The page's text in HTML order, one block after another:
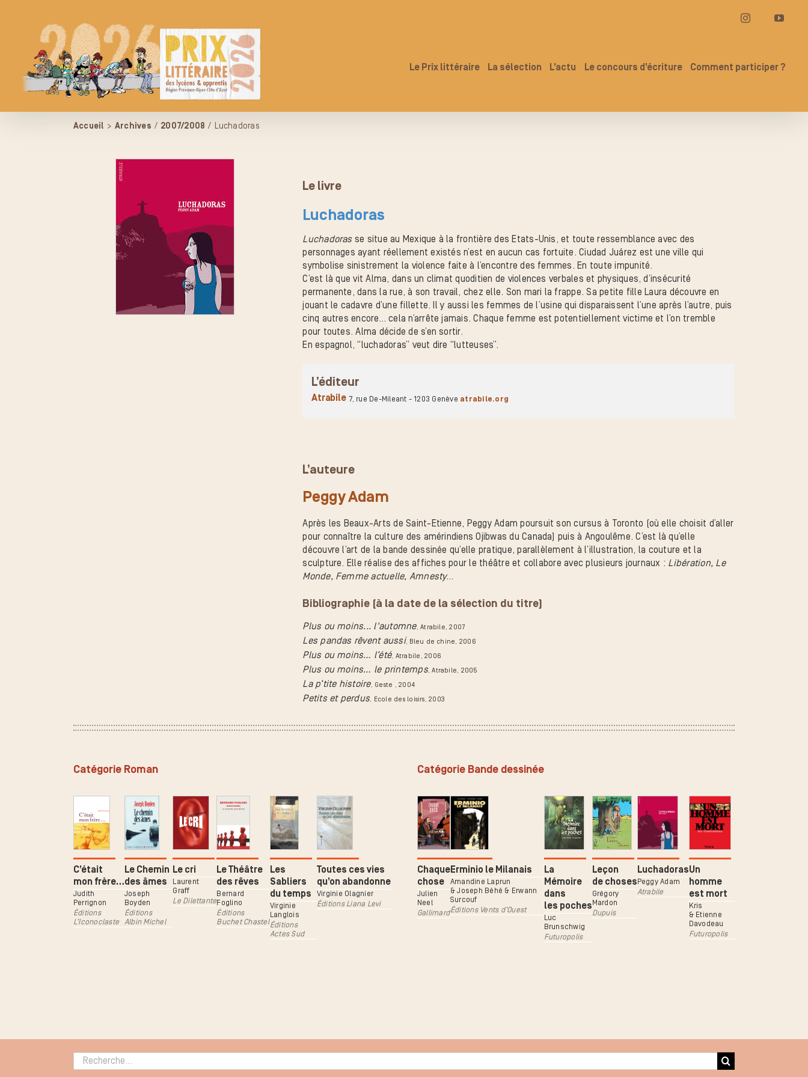
Instagram
Le Prix littéraire La sélection L’actu Le concours d’écriture Comment participer ?
Accueil > Archives / 2007/2008 / Luchadoras
Le livre
Luchadoras
Luchadoras se situe au Mexique à la frontière des Etats-Unis, et toute ressemblance avec des
personnages ayant réellement existés n’est en aucun cas fortuite. Ciudad Juárez est une ville qui
symbolise sinistrement la violence faite à l’encontre des femmes. En toute impunité.
C’est là que vit Alma, dans un climat quoditien de violences verbales et physiques, d’insécurité
permanente, dans la rue, à son travail, chez elle. Son mari la frappe. Sa petite fille Laura découvre en
jouant le cadavre d’une fillette. Il y aussi les femmes de l’usine qui disparaissent l’une après l’autre, puis
cinq autres encore… cela n’arrête jamais. Chaque femme est potentiellement victime et l’on tremble
pour toutes. Alma décide de s’en sortir.
En espagnol, “luchadoras” veut dire “lutteuses”.
L’éditeur
Atrabile 7, rue De-Mileant - 1203 Genève atrabile.org
L’auteure
Peggy Adam
Après les Beaux-Arts de Saint-Etienne, Peggy Adam poursuit son cursus à Toronto (où elle choisit d’aller
pour connaître la culture des amérindiens Ojibwas du Canada) puis à Angoulême. C’est là qu’elle
découvre l’art de la bande dessinée qu’elle pratique, parallèlement à l’illustration, la couture et la
sculpture. Elle réalise des affiches pour le théâtre et collabore avec plusieurs journaux : Libération, Le
Monde, Femme actuelle, Amnesty…
Bibliographie (à la date de la sélection du titre)
Plus ou moins... l'automne, Atrabile, 2007
Les pandas rêvent aussi, Bleu de chine, 2006
Plus ou moins… l’été, Atrabile , 2006
Plus ou moins… le printemps, Atrabile, 2005
La p’tite histoire, Geste , 2004
Petits et perdus, Ecole des loisirs, 2003
Catégorie Roman
C’était
mon frère…
Judith
Perrignon
Éditions
L’Iconoclaste
Le Chemin
des âmes
Joseph
Boyden
Éditions
Albin Michel
Le cri
Laurent
Graff
Le Dilettante
Le Théâtre
des rêves
Bernard
Foglino
Éditions
Buchet Chastel
Les
Sabliers
du temps
Virginie
Langlois
Éditions
Actes Sud
Toutes ces vies
qu’on abandonne
Virginie Olagnier
Éditions Liana Levi
Catégorie Bande dessinée
Chaque
chose
Julien
Neel
Gallimard
Erminio le Milanais
Amandine Laprun
& Joseph Béhé & Erwann
Surcouf
Éditions Vents d’Ouest
La
Mémoire
dans
les poches
Luc
Brunschwig
Futuropolis
Leçon
de choses
Grégory
Mardon
Dupuis
Luchadoras
Peggy Adam
Atrabile
Un
homme
est mort
Kris
& Etienne
Davodeau
Futuropolis
Rechercher :